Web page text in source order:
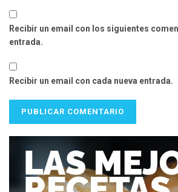
Recibir un email con los siguientes
entrada.
Recibir un email con cada nueva entrada.